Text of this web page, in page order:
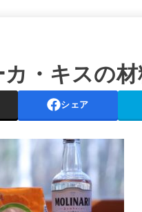
・キスの
シェア